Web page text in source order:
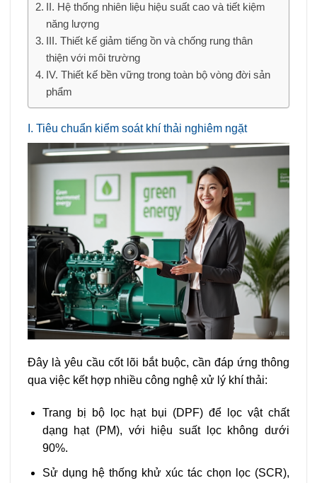
II. Hệ thống nhiên liệu hiệu suất cao và tiết kiệm
năng lượng
III. Thiết kế giảm tiếng ồn và chống rung thân
thiện với môi trường
IV. Thiết kế bền vững trong toàn bộ vòng đời sản
phẩm
I. Tiêu chuẩn kiểm soát khí thải nghiêm ngặt
Đây là yêu cầu cốt lõi bắt buộc, cần đáp ứng thông
qua việc kết hợp nhiều công nghệ xử lý khí thải:
Trang bị bộ lọc hạt bụi (DPF) để lọc vật chất
dạng hạt (PM), với hiệu suất lọc không dưới
90%.
Sử dụng hệ thống khử xúc tác chọn lọc (SCR),